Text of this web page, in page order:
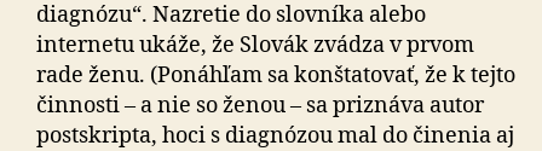
diagnózu“. Nazretie do slovníka alebo
internetu ukáže, že Slovák zvádza v prvom
rade ženu. (Ponáhľam sa konštatovať, že k tejto
činnosti – a nie so ženou – sa priznáva autor
postskripta, hoci s diagnózou mal do činenia aj